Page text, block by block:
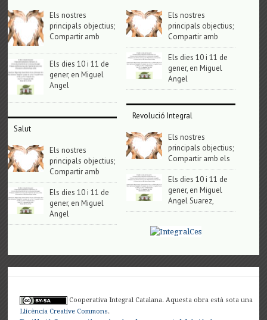
Els nostres
principals objectius;
Compartir amb
Els dies 10 i 11 de
gener, en Miguel
Angel
Salut
Els nostres
principals objectius;
Compartir amb
Els dies 10 i 11 de
gener, en Miguel
Angel
Els nostres
principals objectius;
Compartir amb
Els dies 10 i 11 de
gener, en Miguel
Angel
Revolució Integral
Els nostres
principals objectius;
Compartir amb els
Els dies 10 i 11 de
gener, en Miguel
Angel Suarez,
Cooperativa Integral Catalana. Aquesta obra està sota una
Llicència Creative Commons.